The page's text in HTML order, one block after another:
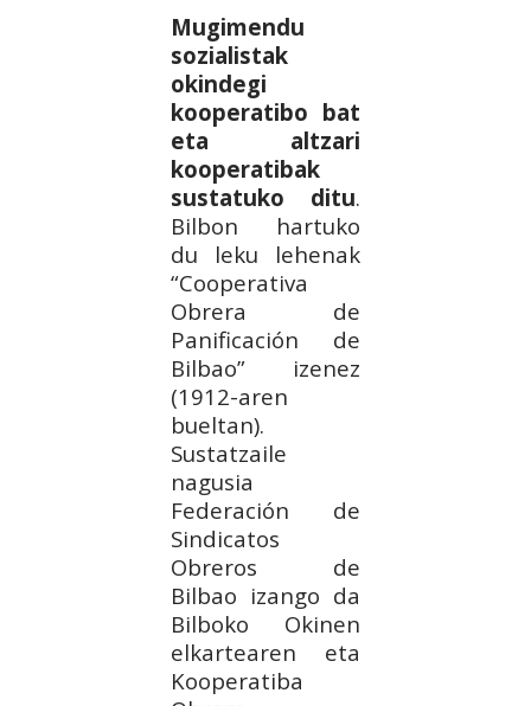
Mugimendu
sozialistak
okindegi
kooperatibo bat
eta altzari
kooperatibak
sustatuko ditu.
Bilbon hartuko
du leku lehenak
“Cooperativa
Obrera de
Panificación de
Bilbao” izenez
(1912-aren
bueltan).
Sustatzaile
nagusia
Federación de
Sindicatos
Obreros de
Bilbao izango da
Bilboko Okinen
elkartearen eta
Kooperatiba